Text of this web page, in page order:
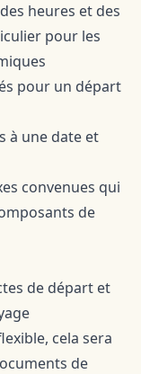
heures et des
pour les
pour un départ
à une date et
convenues qui
de
de départ et
cela sera
de